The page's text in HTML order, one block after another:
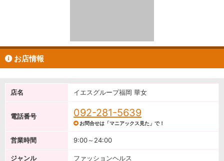
お店情報
店名 イエスグループ福岡 華女
電話番号 092-281-5639
お問合せは「マニアックス見た」で！
営業時間 9:00～24:00
ジャンル ファッションヘルス